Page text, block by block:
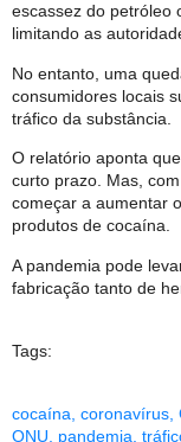
escassez do petróleo
limitando as
No entanto, uma
consumidores locais
tráfico da substância.
O relatório aponta
curto prazo. Mas,
começar a aumentar
produtos de cocaína.
A pandemia pode
fabricação tanto de
Tags:
cocaína, coronavírus,
ONU, pandemia,